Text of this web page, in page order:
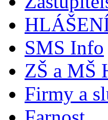
SMS Info
ZŠ a MŠ
Firmy a